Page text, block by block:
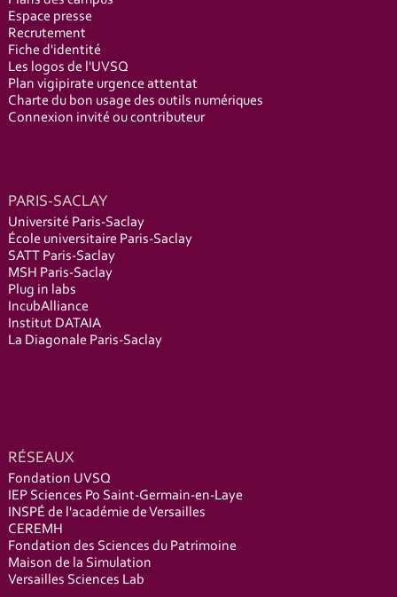
Espace presse
Recrutement
Fiche d'identité
Les logos de l'UVSQ
Plan vigipirate urgence attentat
Charte du bon usage des outils numériques
Connexion invité ou contributeur
PARIS-SACLAY
Université Paris-Saclay
École universitaire Paris-Saclay
SATT Paris-Saclay
MSH Paris-Saclay
Plug in labs
IncubAlliance
Institut DATAIA
La Diagonale Paris-Saclay
RÉSEAUX
Fondation UVSQ
IEP Sciences Po Saint-Germain-en-Laye
INSPÉ de l'académie de Versailles
CEREMH
Fondation des Sciences du Patrimoine
Maison de la Simulation
Versailles Sciences Lab